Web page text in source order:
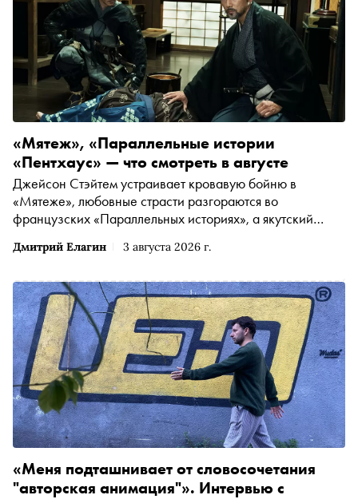
Дмитрий Елагин 3 августа 2026 г.
«Мятеж», «Параллельные истории
«Пентхаус» — что смотреть в августе
Джейсон Стэйтем устраивает кровавую бойню в
«Мятеже», любовные страсти разгораются во
французских «Параллельных историях», а якутский
рынок в «Пентхаусе» — «Сноб» выбрал интересные
«Меня подташнивает от словосочетания
"авторская анимация"». Интервью с